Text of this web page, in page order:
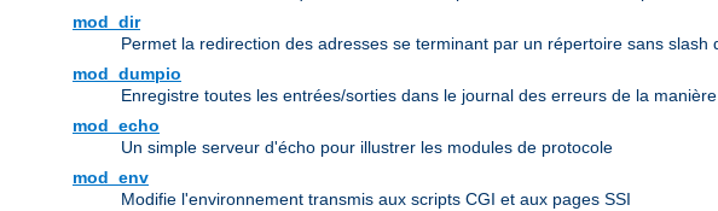
mod_dir
Permet la redirection des adresses se terminant par un répertoire sans
mod_dumpio
Enregistre toutes les entrées/sorties dans le journal des erreurs de la manière
mod_echo
Un simple serveur d'écho pour illustrer les modules de protocole
mod_env
Modifie l'environnement transmis aux scripts CGI et aux pages SSI